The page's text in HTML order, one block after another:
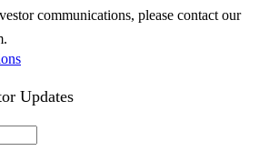
communications, please contact our
Updates